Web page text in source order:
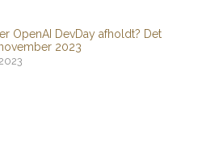
OpenAI DevDay afholdt? Det
2023